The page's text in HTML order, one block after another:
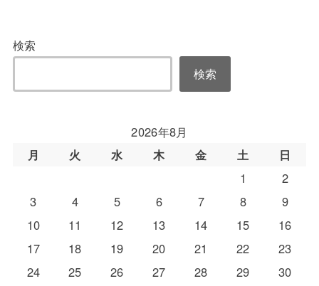
検索
検索
2026年8月
月
火 水 木 金 土
日
1
2
3
4 5 6 7 8
9
10
11 12 13 14 15
16
17
18 19 20 21 22
23
24
25 26 27 28 29
30